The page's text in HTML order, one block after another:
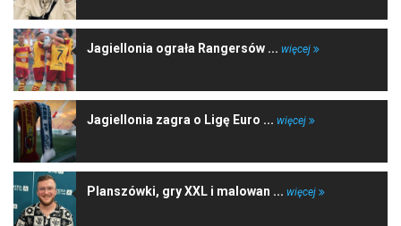
Jagiellonia ograła Rangersów ... więcej
Jagiellonia zagra o Ligę Euro ... więcej
Planszówki, gry XXL i malowan ... więcej